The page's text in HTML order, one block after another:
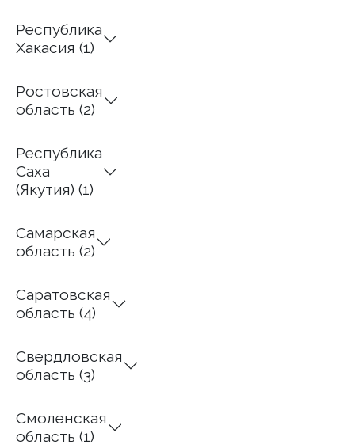
Республика
Хакасия (1)
Ростовская
область (2)
Республика
Саха
(Якутия) (1)
Самарская
область (2)
Саратовская
область (4)
Свердловская
область (3)
Смоленская
область (1)